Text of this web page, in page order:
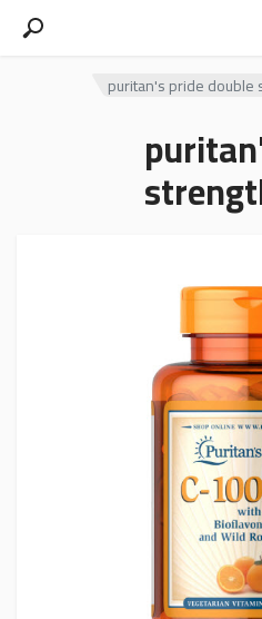
puritan's pride double